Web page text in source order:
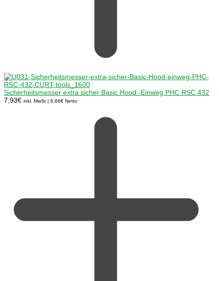
Sicherheitsmesser extra sicher Basic Hood -Einweg PHC RSC 432
7,93€ inkl. MwSt | 6,66€ Netto